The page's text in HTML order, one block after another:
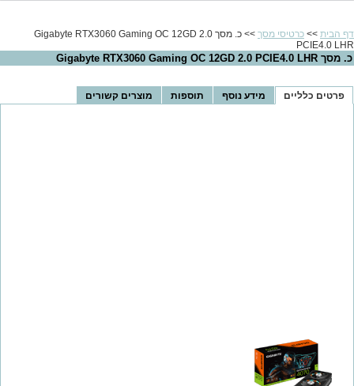
דף הבית >> כרטיסי מסך
>> כ. מסך Gigabyte RTX3060 Gaming OC 12GD 2.0
PCIE4.0 LHR
כ. מסך Gigabyte RTX3060 Gaming OC 12GD 2.0 PCIE4.0 LHR
פרטים כלליים מידע נוסף תוספות מוצרים קשורים